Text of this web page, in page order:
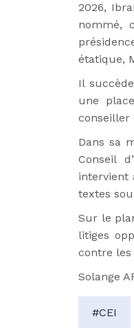
2026,
nommé,
étatique,
Il
une
conseiller
Dans sa
Conseil
intervient
textes
Sur le
litiges
contre les
Solange
#CEI